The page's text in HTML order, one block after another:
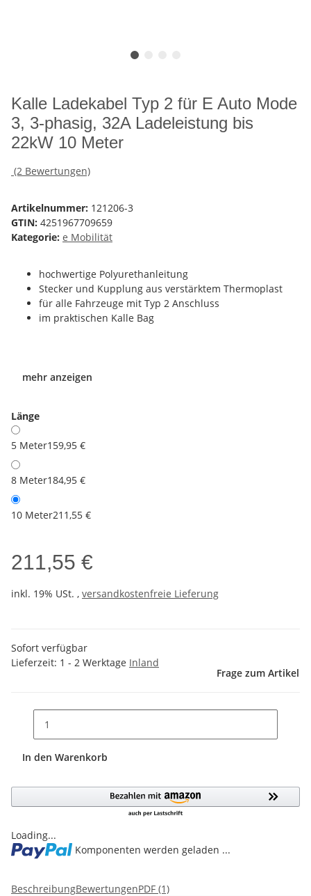
Kalle Ladekabel Typ 2 für E Auto Mode
3, 3-phasig, 32A Ladeleistung bis
22kW 10 Meter
(2 Bewertungen)
Artikelnummer: 121206-3
GTIN: 4251967709659
Kategorie: e Mobilität
hochwertige Polyurethanleitung
Stecker und Kupplung aus verstärktem Thermoplast
für alle Fahrzeuge mit Typ 2 Anschluss
im praktischen Kalle Bag
mehr anzeigen
Länge
5 Meter159,95 €
8 Meter184,95 €
10 Meter211,55 €
211,55 €
inkl. 19% USt. , versandkostenfreie Lieferung
Sofort verfügbar
Lieferzeit: 1 - 2 Werktage Inland
Frage zum Artikel
In den Warenkorb
Loading...
Komponenten werden geladen ...
BeschreibungBewertungenPDF (1)